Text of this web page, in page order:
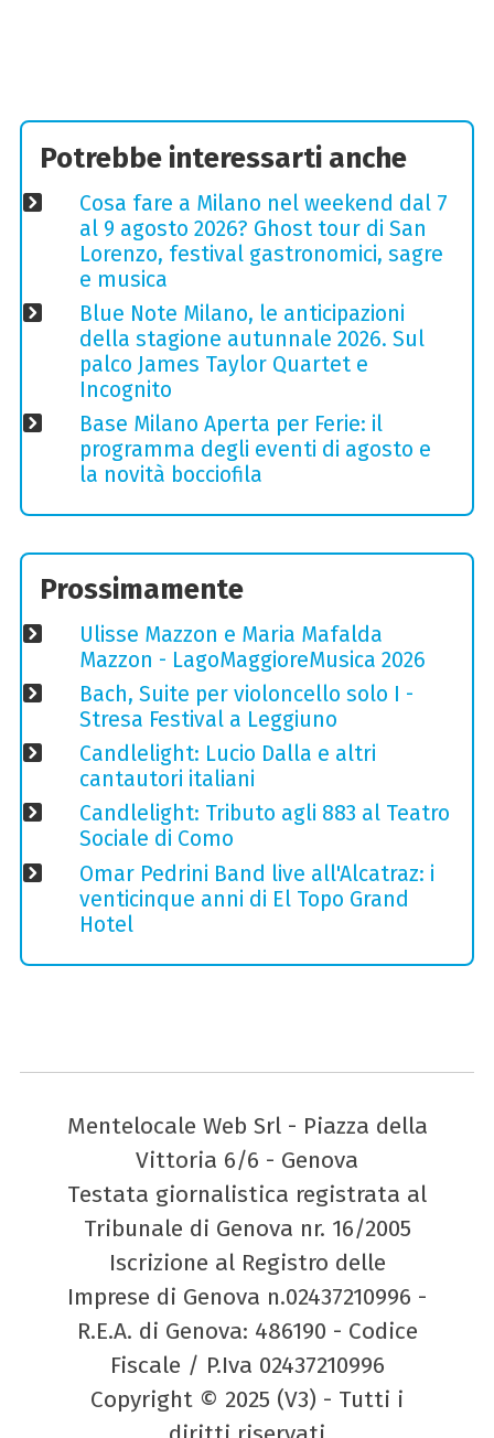
Potrebbe interessarti anche
Cosa fare a Milano nel weekend dal 7
al 9 agosto 2026? Ghost tour di San
Lorenzo, festival gastronomici, sagre
e musica
Blue Note Milano, le anticipazioni
della stagione autunnale 2026. Sul
palco James Taylor Quartet e
Incognito
Base Milano Aperta per Ferie: il
programma degli eventi di agosto e
la novità bocciofila
Prossimamente
Ulisse Mazzon e Maria Mafalda
Mazzon - LagoMaggioreMusica 2026
Bach, Suite per violoncello solo I -
Stresa Festival a Leggiuno
Candlelight: Lucio Dalla e altri
cantautori italiani
Candlelight: Tributo agli 883 al Teatro
Sociale di Como
Omar Pedrini Band live all'Alcatraz: i
venticinque anni di El Topo Grand
Hotel
Mentelocale Web Srl - Piazza della
Vittoria 6/6 - Genova
Testata giornalistica registrata al
Tribunale di Genova nr. 16/2005
Iscrizione al Registro delle
Imprese di Genova n.02437210996 -
R.E.A. di Genova: 486190 - Codice
Fiscale / P.Iva 02437210996
Copyright © 2025 (V3) - Tutti i